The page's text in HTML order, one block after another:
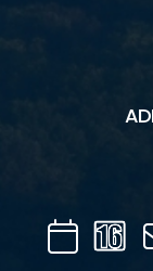
16